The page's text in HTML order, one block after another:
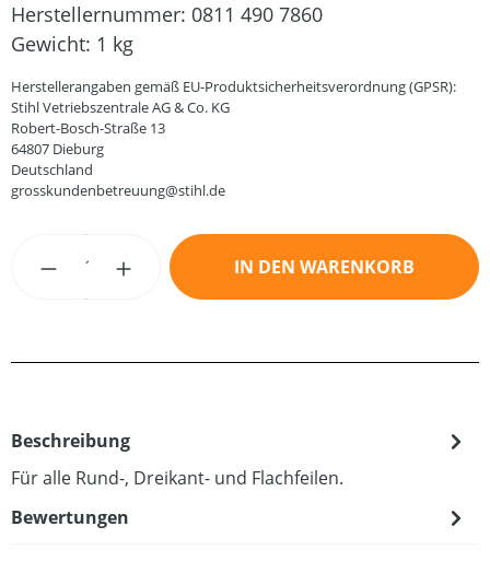
Herstellernummer: 0811 490 7860
Gewicht: 1 kg
Herstellerangaben gemäß EU-Produktsicherheitsverordnung (GPSR):
Stihl Vetriebszentrale AG & Co. KG
Robert-Bosch-Straße 13
64807 Dieburg
Deutschland
grosskundenbetreuung@stihl.de
Produkt Anzahl: Gib den gewünschten
IN DEN WARENKORB
Beschreibung
Für alle Rund-, Dreikant- und Flachfeilen.
Bewertungen